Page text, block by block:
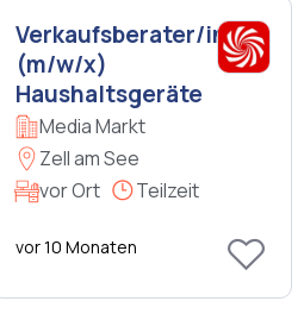
Verkaufsberater/in
(m/w/x)
Haushaltsgeräte
Media Markt
Zell am See
vor Ort
Teilzeit
vor 10 Monaten